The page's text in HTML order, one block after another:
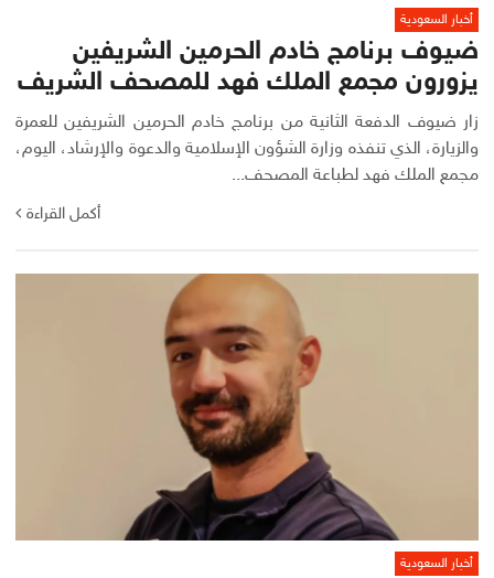
أخبار السعودية
ضيوف برنامج خادم الحرمين الشريفين
يزورون مجمع الملك فهد للمصحف الشريف
زار ضيوف الدفعة الثانية من برنامج خادم الحرمين الشريفين للعمرة
والزيارة، الذي تنفذه وزارة الشؤون الإسلامية والدعوة والإرشاد، اليوم،
مجمع الملك فهد لطباعة المصحف...
أكمل القراءة
أخبار السعودية